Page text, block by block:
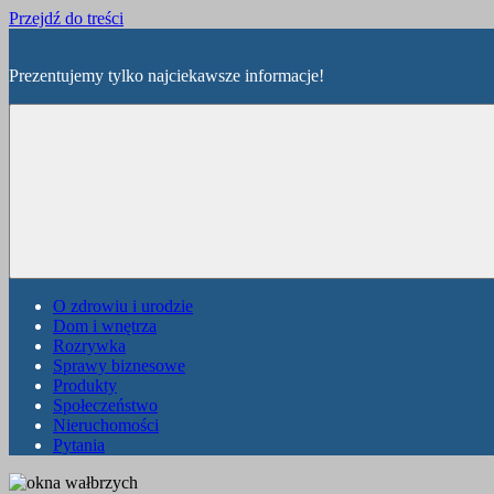
Przejdź do treści
Prezentujemy tylko najciekawsze informacje!
O zdrowiu i urodzie
Dom i wnętrza
Rozrywka
Sprawy biznesowe
Produkty
Społeczeństwo
Nieruchomości
Pytania